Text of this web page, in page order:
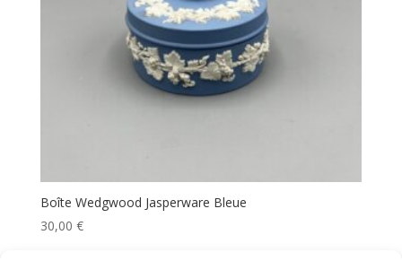
Boîte Wedgwood Jasperware Bleue
30,00 €